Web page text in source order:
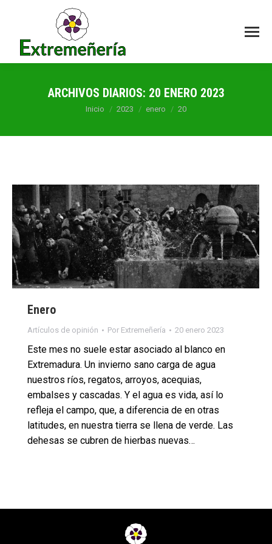
ARCHIVOS DIARIOS: 20 ENERO 2023
Estás aquí:
Inicio 2023 enero 20
Enero
Artículos de opinión Por Extremeñería 20 enero 2023
Este mes no suele estar asociado al blanco en
Extremadura. Un invierno sano carga de agua
nuestros ríos, regatos, arroyos, acequias,
embalses y cascadas. Y el agua es vida, así lo
refleja el campo, que, a diferencia de en otras
latitudes, en nuestra tierra se llena de verde. Las
dehesas se cubren de hierbas nuevas…